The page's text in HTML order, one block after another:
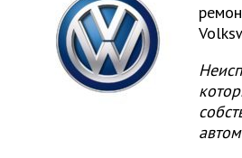
Ваш вопрос?
Отправить
Отправить